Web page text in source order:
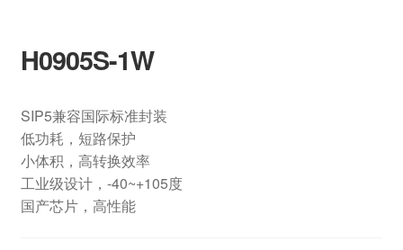
H0905S-1W
SIP5兼容国际标准封装
低功耗，短路保护
小体积，高转换效率
工业级设计，-40~+105度
国产芯片，高性能